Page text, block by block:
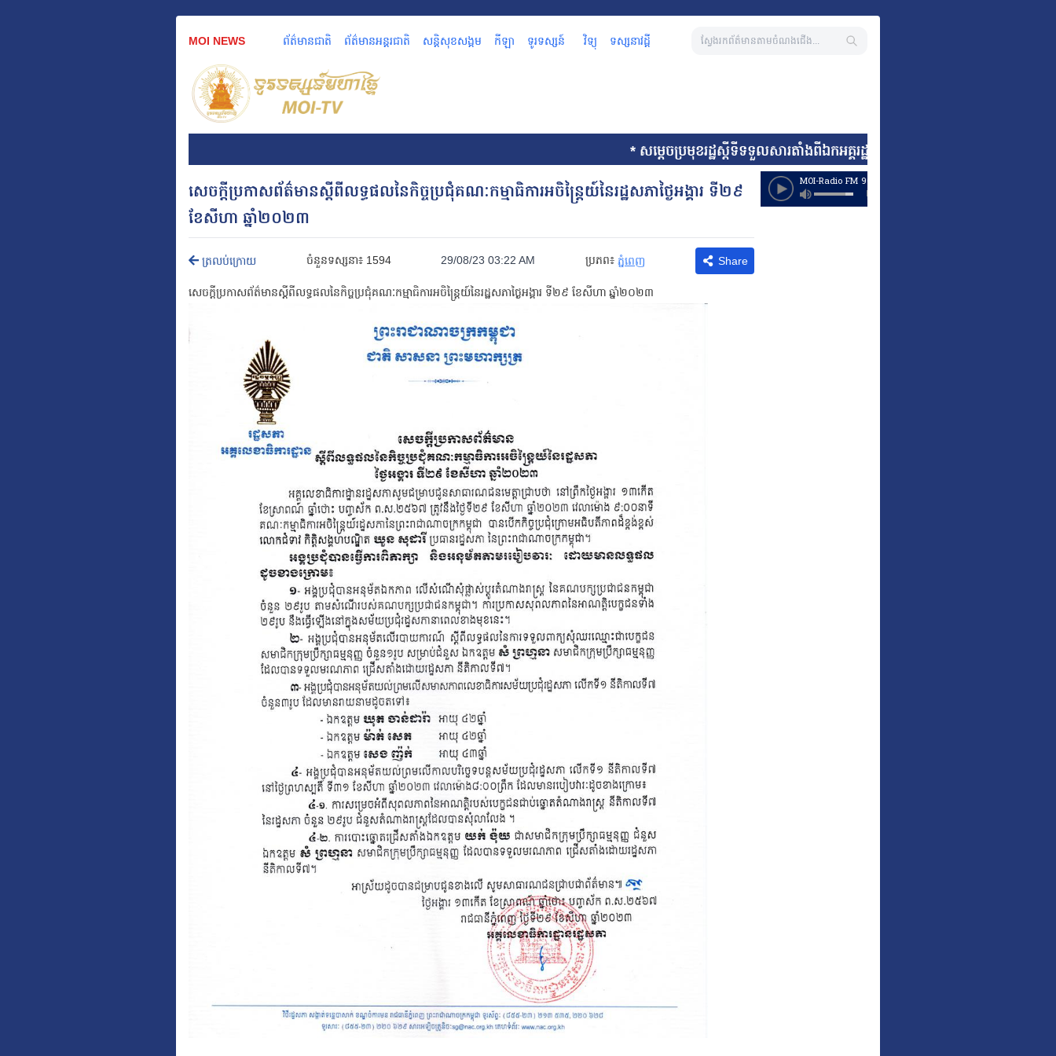
MOI NEWS ព័ត៌មានជាតិ ព័ត៌មានអន្តរជាតិ សន្តិសុខសង្គម កីឡា ទូរទស្សន៍ វិទ្យុ ទស្សនាវដ្តី
* សម្តេចប្រមុខរដ្ឋស្តីទីទទួលសារតាំងពីឯកអគ្គរដ្ឋទូតតែងតាំងថ្មី នៃសាធារណរដ្
សេចក្តីប្រកាសព័ត៌មានស្តីពីលទ្ធផលនៃកិច្ចប្រជុំគណៈកម្មាធិការអចិន្ត្រៃយ៍នៃរដ្ឋសភាថ្ងៃអង្គារ ទី២៩
ខែសីហា ឆ្នាំ២០២៣
ត្រលប់ក្រោយ ចំនួនទស្សនា៖ 1594 29/08/23 03:22 AM ប្រភព៖ ភ្នំពេញ Share
សេចក្តីប្រកាសព័ត៌មានស្តីពីលទ្ធផលនៃកិច្ចប្រជុំគណៈកម្មាធិការអចិន្ត្រៃយ៍នៃរដ្ឋសភាថ្ងៃអង្គារ ទី២៩ ខែសីហា ឆ្នាំ២០២៣